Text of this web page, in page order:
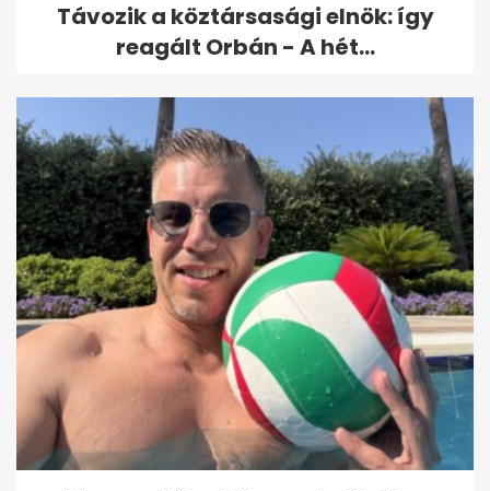
Távozik a köztársasági elnök: így
reagált Orbán - A hét...